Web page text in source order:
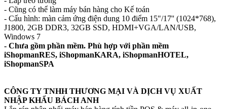
- Cũng có thể làm máy bán hàng cho Kế toán
- Cấu hình: màn cảm ứng điện dung 10 điểm 15"/17'' (1024*768),
J1800, 2GB DDR3, 32GB SSD, HDMI+VGA/LAN/USB,
Windows 7
- Chưa gồm phần mềm. Phù hợp với phần mềm
iShopmanRES, iShopmanKARA, iShopmanHOTEL,
iShopmanSPA
CÔNG TY TNHH THƯƠNG MẠI VÀ DỊCH VỤ XUẤT
NHẬP KHẨU BÁCH ANH